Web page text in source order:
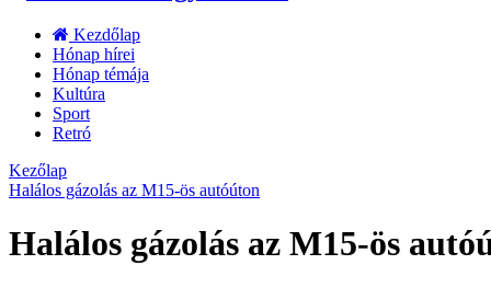
Kezdőlap
Hónap hírei
Hónap témája
Kultúra
Sport
Retró
Kezőlap
Halálos gázolás az M15-ös autóúton
Halálos gázolás az M15-ös